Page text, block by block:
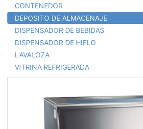
CONTENEDOR
DEPOSITO DE ALMACENAJE
DISPENSADOR DE BEBIDAS
DISPENSADOR DE HIELO
LAVALOZA
VITRINA REFRIGERADA